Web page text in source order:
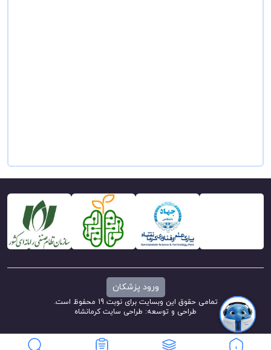
ورود پزشکان
تمامی حقوق این وبسایت برای نوبت 19 محفوظ است.
طراحی و توسعه: طراحی سایت کرمانشاه